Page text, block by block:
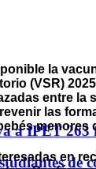
a IPET 263
de
la
(VSR)
entre la
las
menores
en